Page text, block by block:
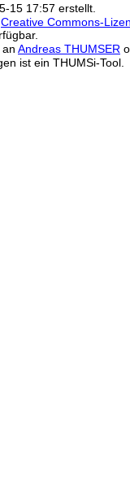
15 17:57 erstellt.
Creative Commons-
Andreas THUMSER
ist ein THUMSi-Tool.